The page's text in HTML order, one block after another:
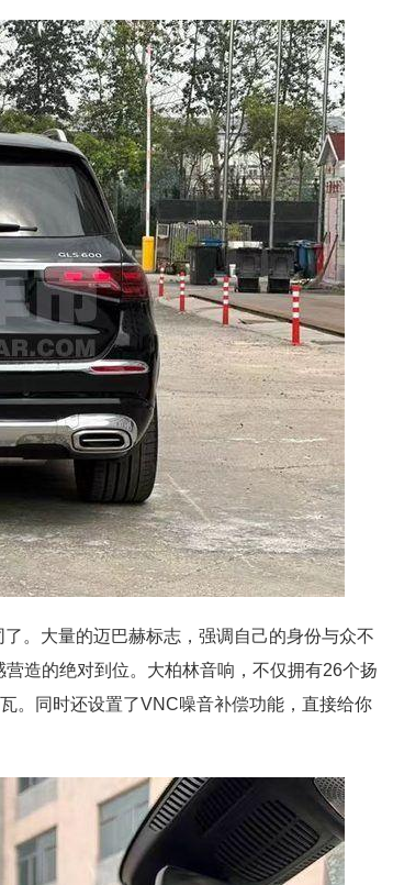
。大量的迈巴赫标志，强调自己的身份与众不
造的绝对到位。大柏林音响，不仅拥有26个扬
。同时还设置了VNC噪音补偿功能，直接给你